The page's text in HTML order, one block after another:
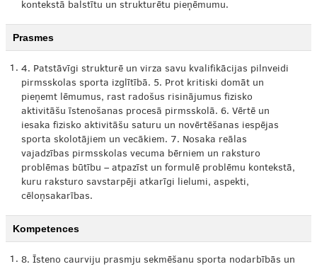
kontekstā balstītu un strukturētu pieņēmumu.
Prasmes
1. 4. Patstāvīgi strukturē un virza savu kvalifikācijas pilnveidi
pirmsskolas sporta izglītībā. 5. Prot kritiski domāt un
pieņemt lēmumus, rast radošus risinājumus fizisko
aktivitāšu īstenošanas procesā pirmsskolā. 6. Vērtē un
iesaka fizisko aktivitāšu saturu un novērtēšanas iespējas
sporta skolotājiem un vecākiem. 7. Nosaka reālas
vajadzības pirmsskolas vecuma bērniem un raksturo
problēmas būtību – atpazīst un formulē problēmu kontekstā,
kuru raksturo savstarpēji atkarīgi lielumi, aspekti,
cēloņsakarības.
Kompetences
1. 8. Īsteno caurviju prasmju sekmēšanu sporta nodarbībās un